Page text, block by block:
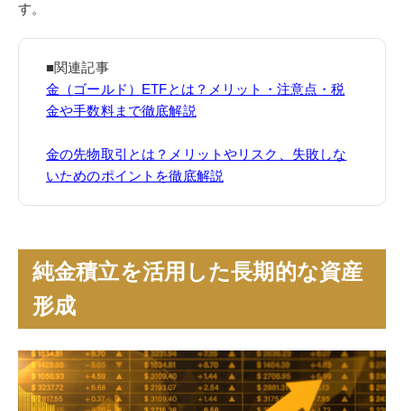
す。
■関連記事
金（ゴールド）ETFとは？メリット・注意点・税
金や手数料まで徹底解説
金の先物取引とは？メリットやリスク、失敗しな
いためのポイントを徹底解説
純金積立を活用した長期的な資産
形成